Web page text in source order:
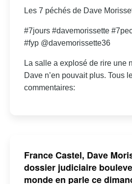
Les 7 péchés de Dave
#7jours #davemorissette
#fyp @davemorissette36
La salle a explosé de rire une
Dave n’en pouvait plus. Tous
commentaires:
France Castel, Dave
dossier judiciaire
monde en parle ce